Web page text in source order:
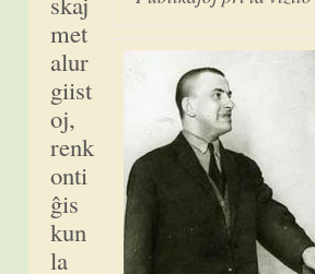
met
alur
giist
oj,
renk
onti
ĝis
kun
la